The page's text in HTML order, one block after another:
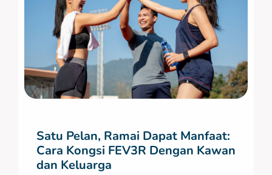
Satu Pelan, Ramai Dapat Manfaat:
Cara Kongsi FEV3R Dengan Kawan
dan Keluarga